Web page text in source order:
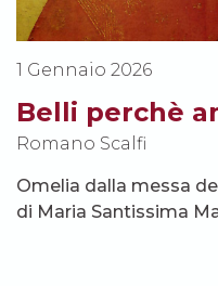
1 Gennaio 2026
Belli perchè
Romano Scalfi
Omelia dalla messa
di Maria Santissima